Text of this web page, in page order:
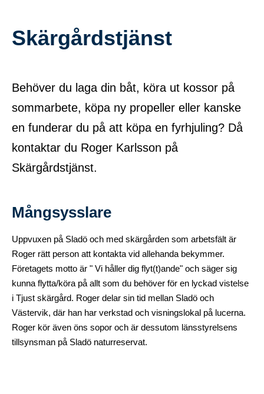
Skärgårdstjänst
Behöver du laga din båt, köra ut kossor på
sommarbete, köpa ny propeller eller kanske
en funderar du på att köpa en fyrhjuling? Då
kontaktar du Roger Karlsson på
Skärgårdstjänst.
Mångsysslare
Uppvuxen på Sladö och med skärgården som arbetsfält är
Roger rätt person att kontakta vid allehanda bekymmer.
Företagets motto är " Vi håller dig flyt(t)ande" och säger sig
kunna flytta/köra på allt som du behöver för en lyckad vistelse
i Tjust skärgård. Roger delar sin tid mellan Sladö och
Västervik, där han har verkstad och visningslokal på lucerna.
Roger kör även öns sopor och är dessutom länsstyrelsens
tillsynsman på Sladö naturreservat.